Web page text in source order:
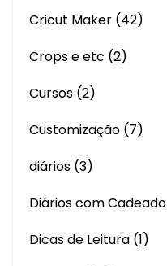
Cricut Maker (42)
Crops e etc (2)
Cursos (2)
Customização (7)
diários (3)
Diários com Cadeado
Dicas de Leitura (1)